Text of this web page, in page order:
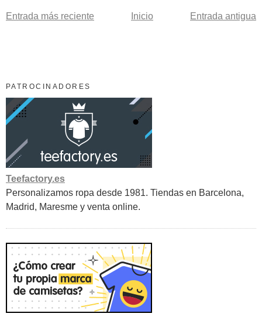
Entrada más reciente Entrada antigua
Inicio
PATROCINADORES
Teefactory.es
Personalizamos ropa desde 1981. Tiendas en Barcelona,
Madrid, Maresme y venta online.